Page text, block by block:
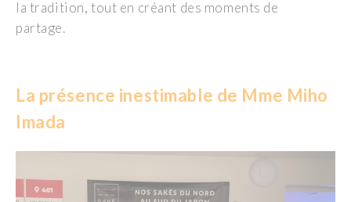
la tradition, tout en créant des moments de
partage.
La présence inestimable de Mme Miho
Imada